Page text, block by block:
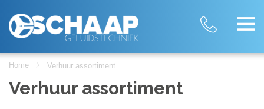
Home Verhuur assortiment
Verhuur assortiment